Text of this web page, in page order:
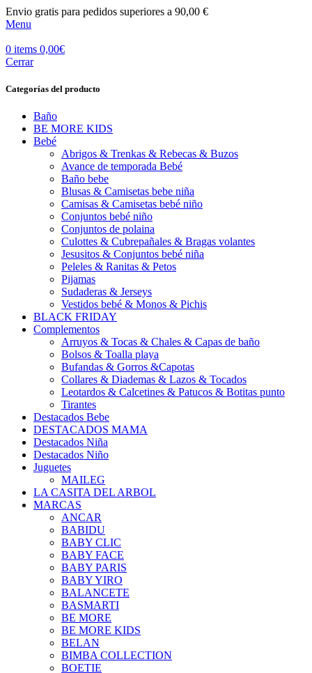
Envio gratis para pedidos superiores a 90,00 €
Menu
0 items 0,00€
Cerrar
Categorías del producto
Baño
BE MORE KIDS
Bebé
Abrigos & Trenkas & Rebecas & Buzos
Avance de temporada Bebé
Baño bebe
Blusas & Camisetas bebe niña
Camisas & Camisetas bebé niño
Conjuntos bebé niño
Conjuntos de polaina
Culottes & Cubrepañales & Bragas volantes
Jesusitos & Conjuntos bebé niña
Peleles & Ranitas & Petos
Pijamas
Sudaderas & Jerseys
Vestidos bebé & Monos & Pichis
BLACK FRIDAY
Complementos
Arruyos & Tocas & Chales & Capas de baño
Bolsos & Toalla playa
Bufandas & Gorros &Capotas
Collares & Diademas & Lazos & Tocados
Leotardos & Calcetines & Patucos & Botitas punto
Tirantes
Destacados Bebe
DESTACADOS MAMA
Destacados Niña
Destacados Niño
Juguetes
MAILEG
LA CASITA DEL ARBOL
MARCAS
ANCAR
BABIDU
BABY CLIC
BABY FACE
BABY PARIS
BABY YIRO
BALANCETE
BASMARTI
BE MORE
BE MORE KIDS
BELAN
BIMBA COLLECTION
BOETIE